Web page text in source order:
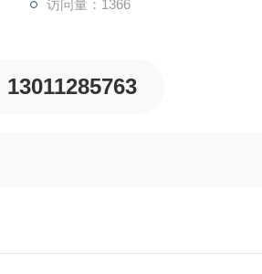
访问量：1366
13011285763